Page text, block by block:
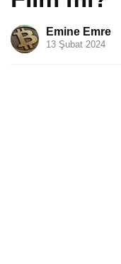
Emine Emre
13 Şubat 2024